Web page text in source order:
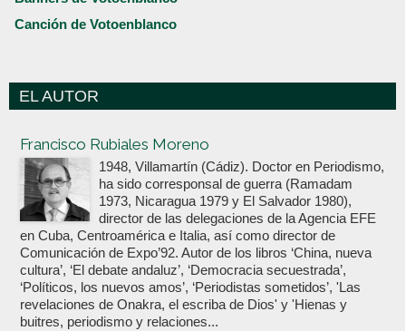
Canción de Votoenblanco
EL AUTOR
Francisco Rubiales Moreno
1948, Villamartín (Cádiz). Doctor en Periodismo,
ha sido corresponsal de guerra (Ramadam
1973, Nicaragua 1979 y El Salvador 1980),
director de las delegaciones de la Agencia EFE
en Cuba, Centroamérica e Italia, así como director de
Comunicación de Expo’92. Autor de los libros ‘China, nueva
cultura’, ‘El debate andaluz’, ‘Democracia secuestrada’,
‘Políticos, los nuevos amos’, ‘Periodistas sometidos’, 'Las
revelaciones de Onakra, el escriba de Dios' y 'Hienas y
buitres, periodismo y relaciones...